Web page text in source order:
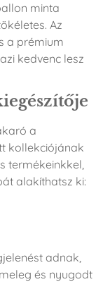
minta
Az
a prémium
kedvenc lesz
a
kollekciójának
termékeinkkel,
alakíthatsz ki:
adnak,
és nyugodt